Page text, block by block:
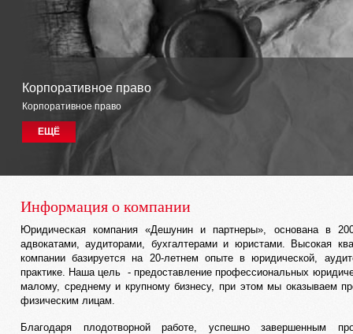
Корпоративное право
Корпоративное право
ЕЩЁ
Информация о компании
Юридическая компания «Дешунин и партнеры», основана в
адвокатами, аудиторами, бухгалтерами и юристами. Высокая
компании базируется на 20-летнем опыте в юридической,
практике. Наша цель - предоставление профессиональных
малому, среднему и крупному бизнесу, при этом мы оказываем
физическим лицам.
Благодаря плодотворной работе, успешно завершенным